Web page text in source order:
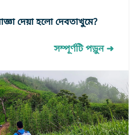
দেয়া হলো দেবতাখুমে?
সম্পূর্ণটি পড়ুন ➜